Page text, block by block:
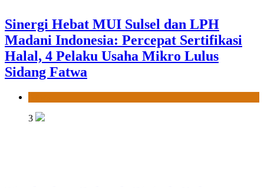
Tingkatkan Dakwah Digital, Gubernur
Sulsel Beri Motor untuk Tim Media MUI
Sulawesi Selatan